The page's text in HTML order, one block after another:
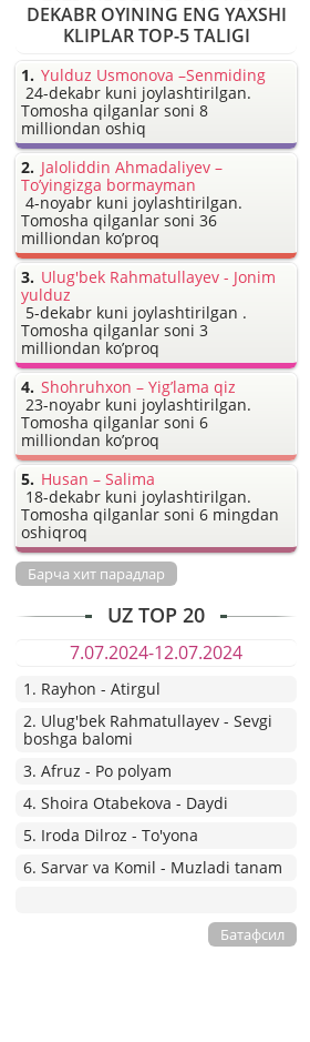
DEKABR OYINING ENG YAXSHI
KLIPLAR TOP-5 TALIGI
Yulduz Usmonova –Senmiding
24-dekabr kuni joylashtirilgan.
Tomosha qilganlar soni 8
milliondan oshiq
Jaloliddin Ahmadaliyev –
To’yingizga bormayman
4-noyabr kuni joylashtirilgan.
Tomosha qilganlar soni 36
milliondan ko’proq
Ulug'bek Rahmatullayev - Jonim
yulduz
5-dekabr kuni joylashtirilgan .
Tomosha qilganlar soni 3
milliondan ko’proq
Shohruhxon – Yig’lama qiz
23-noyabr kuni joylashtirilgan.
Tomosha qilganlar soni 6
milliondan ko’proq
Husan – Salima
18-dekabr kuni joylashtirilgan.
Tomosha qilganlar soni 6 mingdan
oshiqroq
Барча хит парадлар
UZ TOP 20
7.07.2024-12.07.2024
1. Rayhon - Atirgul
2. Ulug'bek Rahmatullayev - Sevgi
boshga balomi
3. Afruz - Po polyam
4. Shoira Otabekova - Daydi
5. Iroda Dilroz - To'yona
6. Sarvar va Komil - Muzladi tanam
Батафсил